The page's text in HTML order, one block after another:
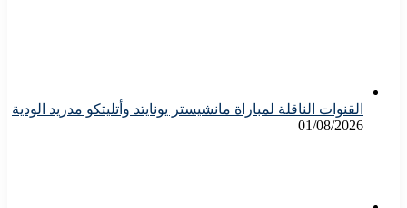
القنوات الناقلة لمباراة مانشيستر يونايتد وأتليتكو مدريد الودية
01/08/2026